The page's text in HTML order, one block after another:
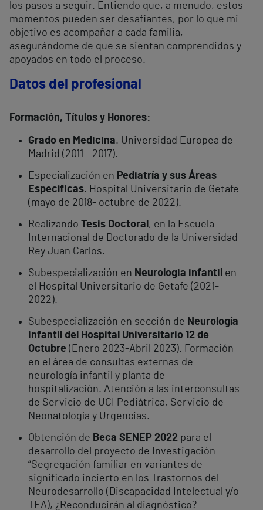
los pasos a seguir. Entiendo que, a menudo, estos
momentos pueden ser desafiantes, por lo que mi
objetivo es acompañar a cada familia,
asegurándome de que se sientan comprendidos y
apoyados en todo el proceso.
Datos del profesional
Formación, Títulos y Honores:
Grado en Medicina. Universidad Europea de
Madrid (2011 - 2017).
Especialización en Pediatría y sus Áreas
Específicas. Hospital Universitario de Getafe
(mayo de 2018- octubre de 2022).
Realizando Tesis Doctoral , en la Escuela
Internacional de Doctorado de la Universidad
Rey Juan Carlos.
Subespecialización en Neurologia infantil en
el Hospital Universitario de Getafe (2021-
2022).
Subespecialización en sección de Neurología
infantil del Hospital Universitario 12 de
Octubre (Enero 2023-Abril 2023). Formación
en el área de consultas externas de
neurología infantil y planta de
hospitalización. Atención a las interconsultas
de Servicio de UCI Pediátrica, Servicio de
Neonatología y Urgencias.
Obtención de Beca SENEP 2022 para el
desarrollo del proyecto de Investigación
“Segregación familiar en variantes de
significado incierto en los Trastornos del
Neurodesarrollo (Discapacidad Intelectual y/o
TEA), ¿Reconducirán al diagnóstico?